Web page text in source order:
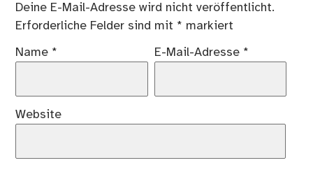
Deine E-Mail-Adresse wird nicht veröffentlicht.
Erforderliche Felder sind mit * markiert
Name * E-Mail-Adresse *
Website